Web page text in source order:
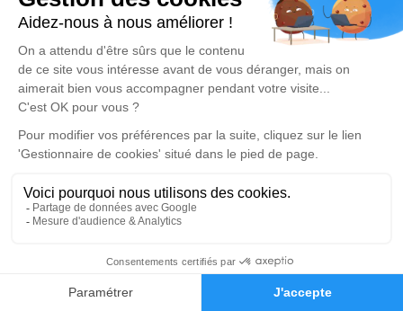
Faire-part Hommages
honorer la mémoire de Véronique UHARRIET.
Je rends hommage
Cérémonie religieuse
lundi 05 février 2024 à 10h30
Église Saint François Xavier de Jaxu
Déroulé des obsèques